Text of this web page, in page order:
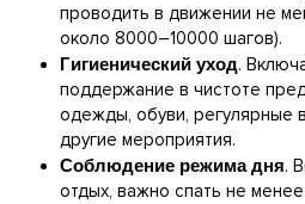
проводить в движении не
около 8000–10000 шагов).
Гигиенический уход.
поддержание в чистоте
одежды, обуви, регулярные
другие мероприятия.
Соблюдение режима дня.
отдых, важно спать не